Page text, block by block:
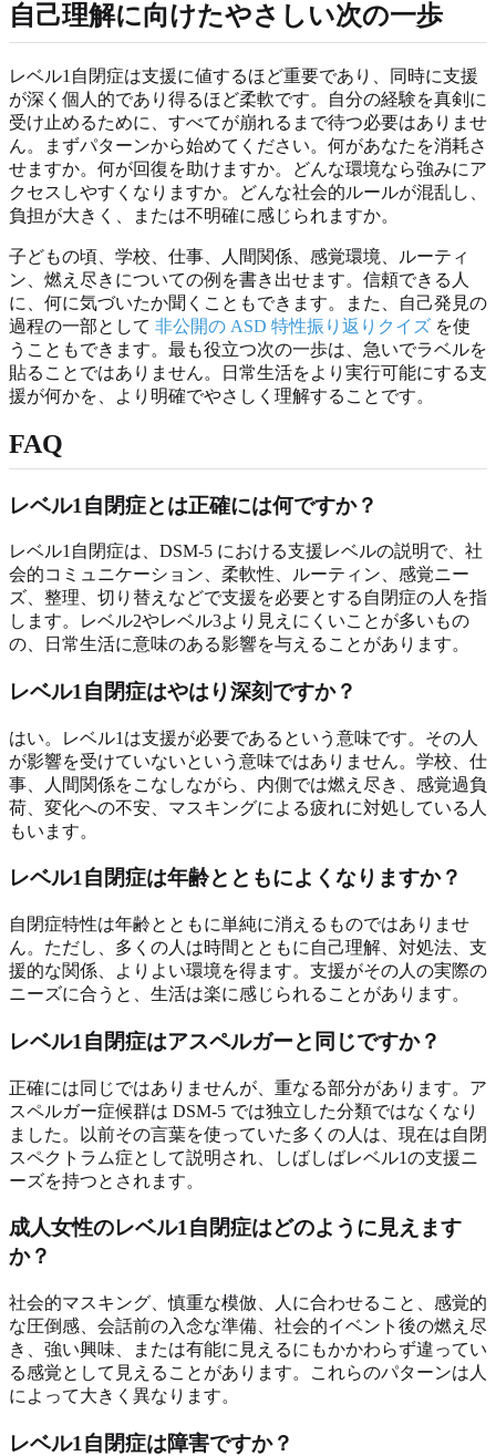
自己理解に向けたやさしい次の一歩
レベル1自閉症は支援に値するほど重要であり、同時に支援
が深く個人的であり得るほど柔軟です。自分の経験を真剣に
受け止めるために、すべてが崩れるまで待つ必要はありませ
ん。まずパターンから始めてください。何があなたを消耗さ
せますか。何が回復を助けますか。どんな環境なら強みにア
クセスしやすくなりますか。どんな社会的ルールが混乱し、
負担が大きく、または不明確に感じられますか。
子どもの頃、学校、仕事、人間関係、感覚環境、ルーティ
ン、燃え尽きについての例を書き出せます。信頼できる人
に、何に気づいたか聞くこともできます。また、自己発見の
過程の一部として 非公開の ASD 特性振り返りクイズ を使
うこともできます。最も役立つ次の一歩は、急いでラベルを
貼ることではありません。日常生活をより実行可能にする支
援が何かを、より明確でやさしく理解することです。
FAQ
レベル1自閉症とは正確には何ですか？
レベル1自閉症は、DSM-5 における支援レベルの説明で、社
会的コミュニケーション、柔軟性、ルーティン、感覚ニー
ズ、整理、切り替えなどで支援を必要とする自閉症の人を指
します。レベル2やレベル3より見えにくいことが多いもの
の、日常生活に意味のある影響を与えることがあります。
レベル1自閉症はやはり深刻ですか？
はい。レベル1は支援が必要であるという意味です。その人
が影響を受けていないという意味ではありません。学校、仕
事、人間関係をこなしながら、内側では燃え尽き、感覚過負
荷、変化への不安、マスキングによる疲れに対処している人
もいます。
レベル1自閉症は年齢とともによくなりますか？
自閉症特性は年齢とともに単純に消えるものではありませ
ん。ただし、多くの人は時間とともに自己理解、対処法、支
援的な関係、よりよい環境を得ます。支援がその人の実際の
ニーズに合うと、生活は楽に感じられることがあります。
レベル1自閉症はアスペルガーと同じですか？
正確には同じではありませんが、重なる部分があります。ア
スペルガー症候群は DSM-5 では独立した分類ではなくなり
ました。以前その言葉を使っていた多くの人は、現在は自閉
スペクトラム症として説明され、しばしばレベル1の支援ニ
ーズを持つとされます。
成人女性のレベル1自閉症はどのように見えます
か？
社会的マスキング、慎重な模倣、人に合わせること、感覚的
な圧倒感、会話前の入念な準備、社会的イベント後の燃え尽
き、強い興味、または有能に見えるにもかかわらず違ってい
る感覚として見えることがあります。これらのパターンは人
によって大きく異なります。
レベル1自閉症は障害ですか？